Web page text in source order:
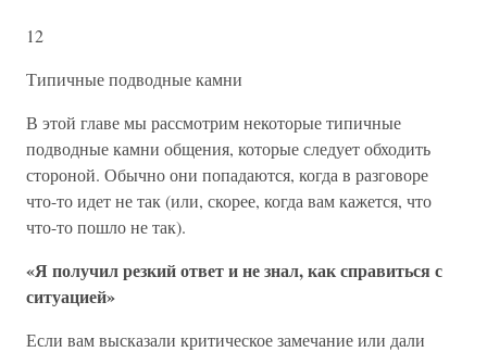
12
Типичные подводные камни
В этой главе мы рассмотрим некоторые типичные
подводные камни общения, которые следует обходить
стороной. Обычно они попадаются, когда в разговоре
что-то идет не так (или, скорее, когда вам кажется, что
что-то пошло не так).
«Я получил резкий ответ и не знал, как справиться с
ситуацией»
Если вам высказали критическое замечание или дали